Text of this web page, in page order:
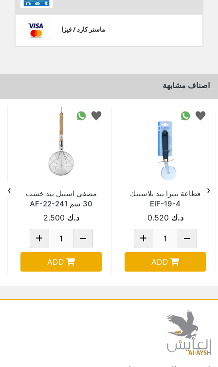
ماستر كارد / فيزا
اصناف مشابهة
قطاعة بيتزا بيد بلاستيك
EIF-19-4
د.ك 0.520
ADD
مصفي استيل بيد خشب
30 سم AF-22-241
د.ك 2.500
ADD
‹
›